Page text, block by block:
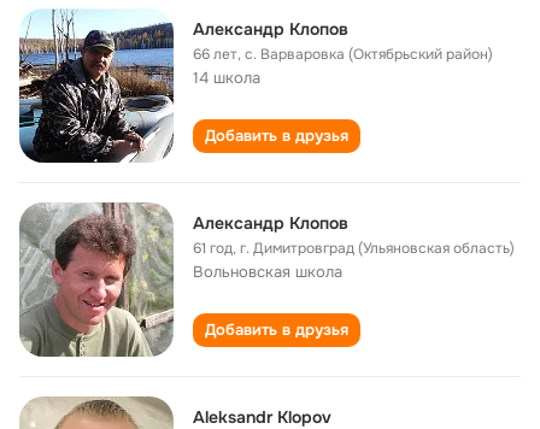
Александр Клопов
66 лет,с. Варваровка (Октябрьский район)
14 школа
Добавить в друзья
Александр Клопов
61 год,г. Димитровград (Ульяновская область)
Вольновская школа
Добавить в друзья
Aleksandr Klopov